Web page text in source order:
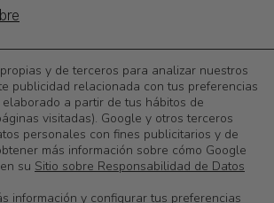
0,00€
y de terceros para analizar nuestros
publicidad relacionada con tus preferencias
a partir de tus hábitos de
visitadas). Google y otros terceros
personales con fines publicitarios y de
más información sobre cómo Google
su Sitio sobre Responsabilidad de Datos
información y configurar tus preferencias